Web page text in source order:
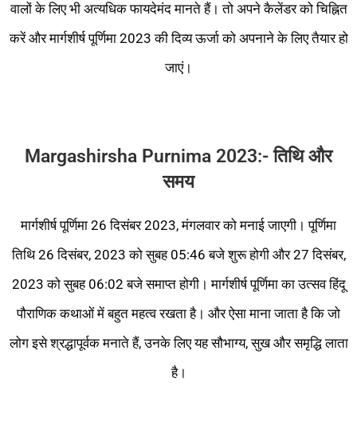
वालों के लिए भी अत्यधिक फायदेमंद मानते हैं। तो अपने कैलेंडर को चिह्नित
करें और मार्गशीर्ष पूर्णिमा 2023 की दिव्य ऊर्जा को अपनाने के लिए तैयार हो
जाएं।
Margashirsha Purnima 2023:- तिथि और
समय
मार्गशीर्ष पूर्णिमा 26 दिसंबर 2023, मंगलवार को मनाई जाएगी। पूर्णिमा
तिथि 26 दिसंबर, 2023 को सुबह 05:46 बजे शुरू होगी और 27 दिसंबर,
2023 को सुबह 06:02 बजे समाप्त होगी। मार्गशीर्ष पूर्णिमा का उत्सव हिंदू
पौराणिक कथाओं में बहुत महत्व रखता है। और ऐसा माना जाता है कि जो
लोग इसे श्रद्धापूर्वक मनाते हैं, उनके लिए यह सौभाग्य, सुख और समृद्धि लाता
है।